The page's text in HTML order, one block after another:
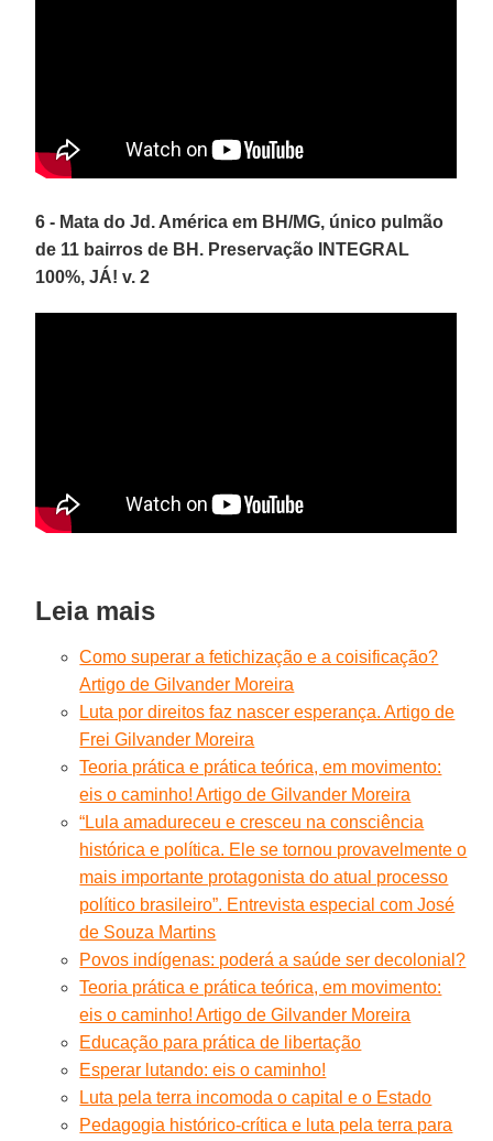
6 - Mata do Jd. América em BH/MG, único pulmão
de 11 bairros de BH. Preservação INTEGRAL
100%, JÁ! v. 2
Leia mais
Como superar a fetichização e a coisificação?
Artigo de Gilvander Moreira
Luta por direitos faz nascer esperança. Artigo de
Frei Gilvander Moreira
Teoria prática e prática teórica, em movimento:
eis o caminho! Artigo de Gilvander Moreira
“Lula amadureceu e cresceu na consciência
histórica e política. Ele se tornou provavelmente o
mais importante protagonista do atual processo
político brasileiro”. Entrevista especial com José
de Souza Martins
Povos indígenas: poderá a saúde ser decolonial?
Teoria prática e prática teórica, em movimento:
eis o caminho! Artigo de Gilvander Moreira
Educação para prática de libertação
Esperar lutando: eis o caminho!
Luta pela terra incomoda o capital e o Estado
Pedagogia histórico-crítica e luta pela terra para